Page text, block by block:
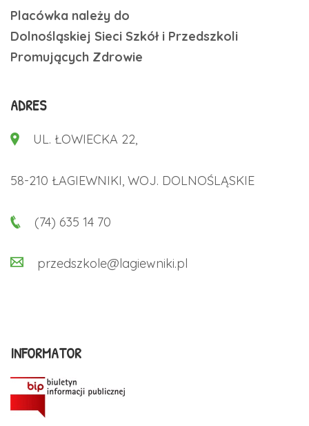
Placówka należy do
Dolnośląskiej Sieci Szkół i Przedszkoli
Promujących Zdrowie
ADRES
UL. ŁOWIECKA 22,
58-210 ŁAGIEWNIKI, WOJ. DOLNOŚLĄSKIE
(74) 635 14 70
przedszkole@lagiewniki.pl
INFORMATOR